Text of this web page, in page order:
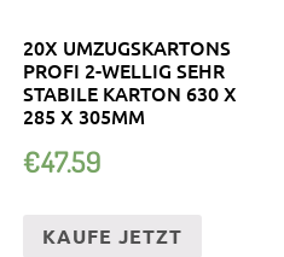
20X UMZUGSKARTONS
PROFI 2-WELLIG SEHR
STABILE KARTON 630 X
285 X 305MM
€47.59
KAUFE JETZT